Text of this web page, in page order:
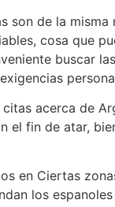
de la misma
cosa que
buscar
acerca de
el fin de atar,
en Ciertas
los